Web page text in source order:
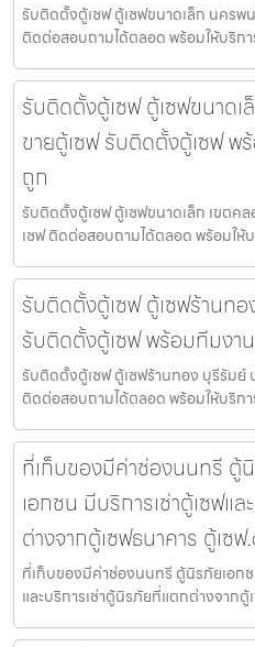
รับติดตั้งตู้เซฟ ตู้เซฟขนาดเล็ก นครพ
ติดต่อสอบถามได้ตลอด พร้อมให้บริก
รับติดตั้งตู้เซฟ ตู้เซฟขนาดเ
ขายตู้เซฟ รับติดตั้งตู้เซฟ พ
ถูก
รับติดตั้งตู้เซฟ ตู้เซฟขนาดเล็ก เขตค
เซฟ ติดต่อสอบถามได้ตลอด พร้อมให้
รับติดตั้งตู้เซฟ ตู้เซฟร้านท
รับติดตั้งตู้เซฟ พร้อมทีมงา
รับติดตั้งตู้เซฟ ตู้เซฟร้านทอง บุรีรัมย์
ติดต่อสอบถามได้ตลอด พร้อมให้บริกา
ที่เก็บของมีค่าช่องนนทรี ตู้
เอกชน มีบริการเช่าตู้เซฟแ
ต่างจากตู้เซฟธนาคาร ตู้เซ
ที่เก็บของมีค่าช่องนนทรี ตู้นิรภัยเอกช
และบริการเช่าตู้นิรภัยที่แตกต่างจากตู้